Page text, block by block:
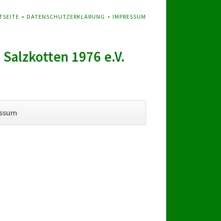
DATENSCHUTZERKLÄRUNG IMPRESSUM
1976 e.V.
überspringen